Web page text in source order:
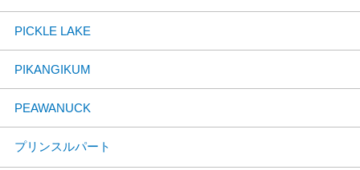
PICKLE LAKE
PIKANGIKUM
PEAWANUCK
プリンスルパート